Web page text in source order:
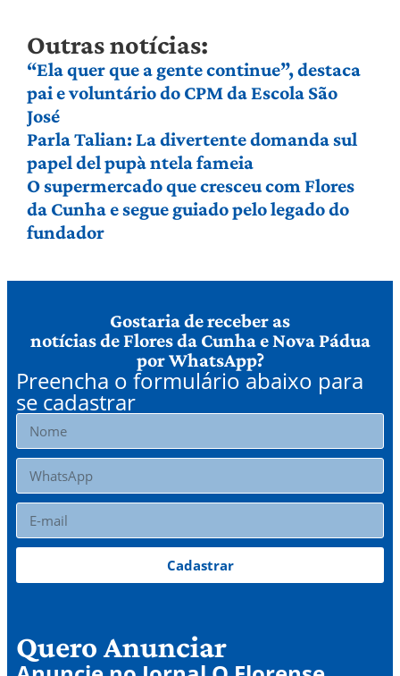
Outras notícias:
“Ela quer que a gente continue”, destaca
pai e voluntário do CPM da Escola São
José
Parla Talian: La divertente domanda sul
papel del pupà ntela fameia
O supermercado que cresceu com Flores
da Cunha e segue guiado pelo legado do
fundador
Gostaria de receber as
notícias de Flores da Cunha e Nova Pádua
por WhatsApp?
Preencha o formulário abaixo para
se cadastrar
Cadastrar
Quero Anunciar